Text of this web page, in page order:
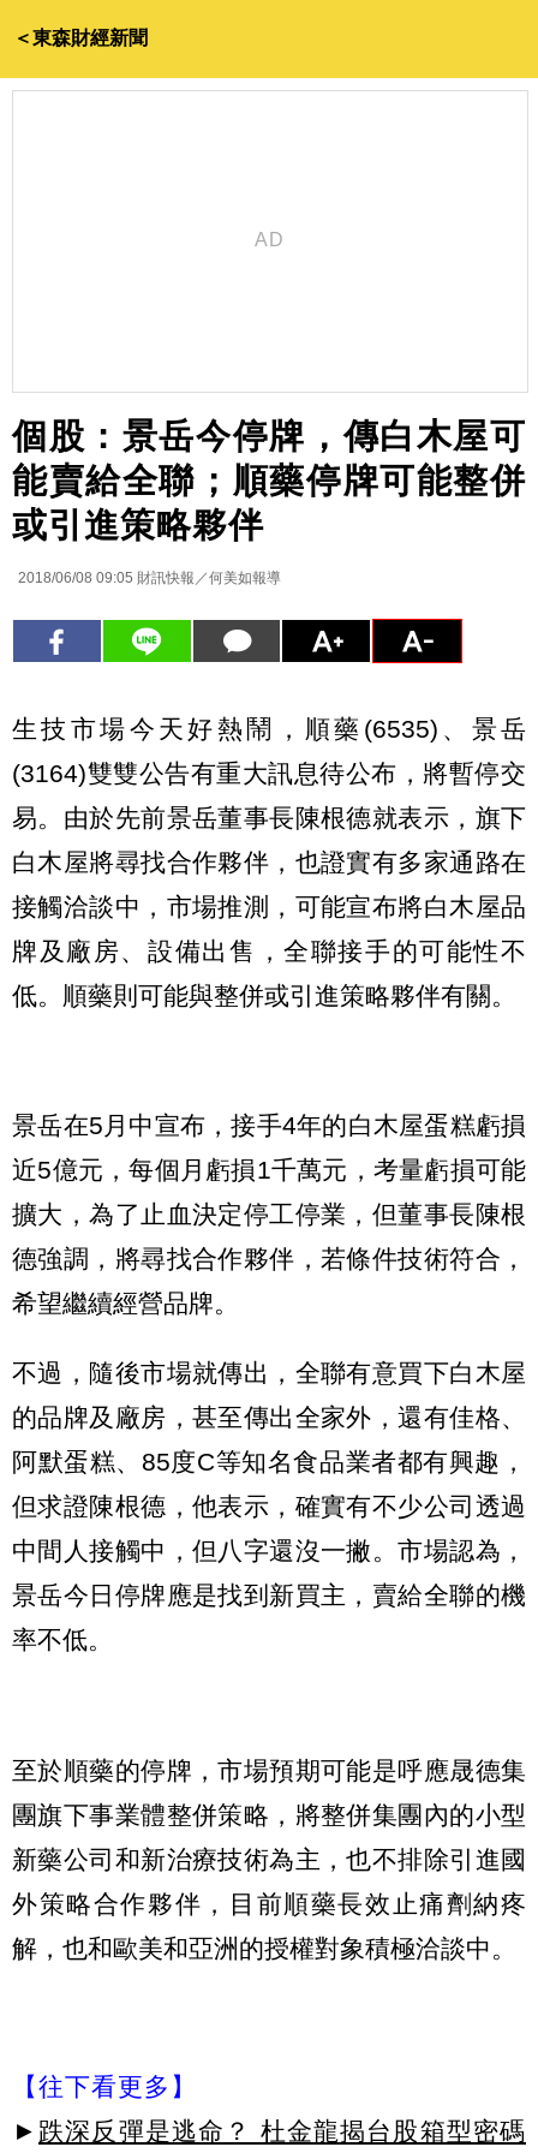
＜東森財經新聞
個股：景岳今停牌，傳白木屋可
能賣給全聯；順藥停牌可能整併
或引進策略夥伴
2018/06/08 09:05 財訊快報／何美如報導
生技市場今天好熱鬧，順藥(6535)、景岳
(3164)雙雙公告有重大訊息待公布，將暫停交
易。由於先前景岳董事長陳根德就表示，旗下
白木屋將尋找合作夥伴，也證實有多家通路在
接觸洽談中，市場推測，可能宣布將白木屋品
牌及廠房、設備出售，全聯接手的可能性不
低。順藥則可能與整併或引進策略夥伴有關。
景岳在5月中宣布，接手4年的白木屋蛋糕虧損
近5億元，每個月虧損1千萬元，考量虧損可能
擴大，為了止血決定停工停業，但董事長陳根
德強調，將尋找合作夥伴，若條件技術符合，
希望繼續經營品牌。
不過，隨後市場就傳出，全聯有意買下白木屋
的品牌及廠房，甚至傳出全家外，還有佳格、
阿默蛋糕、85度C等知名食品業者都有興趣，
但求證陳根德，他表示，確實有不少公司透過
中間人接觸中，但八字還沒一撇。市場認為，
景岳今日停牌應是找到新買主，賣給全聯的機
率不低。
至於順藥的停牌，市場預期可能是呼應晟德集
團旗下事業體整併策略，將整併集團內的小型
新藥公司和新治療技術為主，也不排除引進國
外策略合作夥伴，目前順藥長效止痛劑納疼
解，也和歐美和亞洲的授權對象積極洽談中。
【往下看更多】
► 跌深反彈是逃命？ 杜金龍揭台股箱型密碼